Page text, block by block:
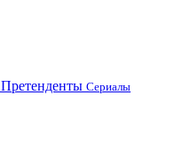
Претенденты Сериалы